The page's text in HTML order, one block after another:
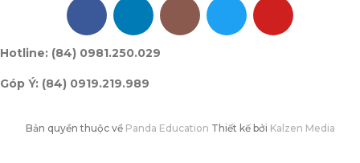
Hotline: (84) 0981.250.029
Góp Ý: (84) 0919.219.989
Bản quyền thuộc về Panda Education Thiết kế bởi Kalzen Media